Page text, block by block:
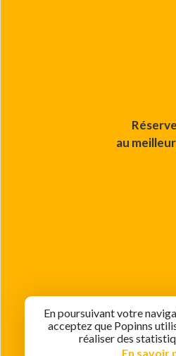
En poursuivant votre
acceptez que Popinns
réaliser des
En savoir
au